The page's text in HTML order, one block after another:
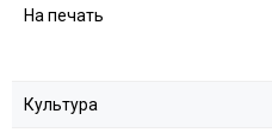
На печать
Культура